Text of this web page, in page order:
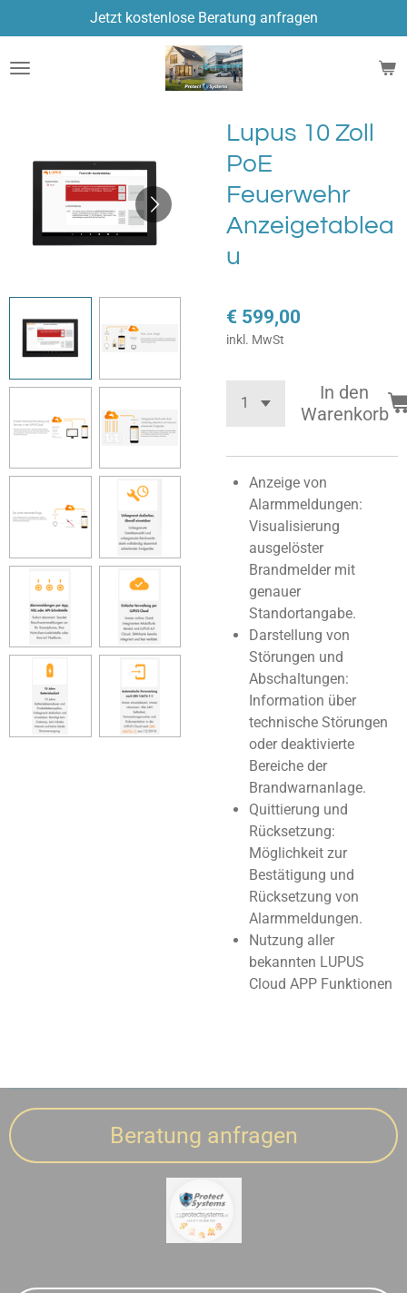
Hauptinhalt
springen
Jetzt kostenlose Beratung anfragen
Lupus 10 Zoll
PoE
Feuerwehr
Anzeigetablea
u
€ 599,00
inkl. MwSt
In den
Warenkorb
Anzeige von
Alarmmeldungen:
Visualisierung
ausgelöster
Brandmelder mit
genauer
Standortangabe.
Darstellung von
Störungen und
Abschaltungen:
Information über
technische Störungen
oder deaktivierte
Bereiche der
Brandwarnanlage.
Quittierung und
Rücksetzung:
Möglichkeit zur
Bestätigung und
Rücksetzung von
Alarmmeldungen.
Nutzung aller
bekannten LUPUS
Cloud APP Funktionen
Beratung anfragen